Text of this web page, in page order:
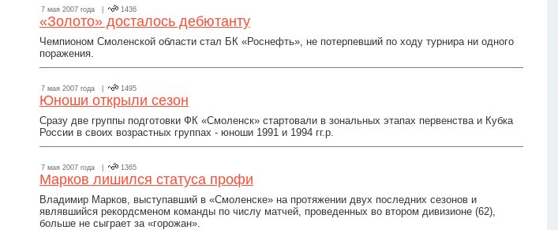
7 мая 2007 года | 1436
«Золото» досталось дебютанту
Чемпионом Смоленской области стал БК «Роснефть», не потерпевший по ходу турнира ни одного
поражения.
7 мая 2007 года | 1495
Юноши открыли сезон
Сразу две группы подготовки ФК «Смоленск» стартовали в зональных этапах первенства и Кубка
России в своих возрастных группах - юноши 1991 и 1994 гг.р.
7 мая 2007 года | 1365
Марков лишился статуса профи
Владимир Марков, выступавший в «Смоленске» на протяжении двух последних сезонов и
являвшийся рекордсменом команды по числу матчей, проведенных во втором дивизионе (62),
больше не сыграет за «горожан».